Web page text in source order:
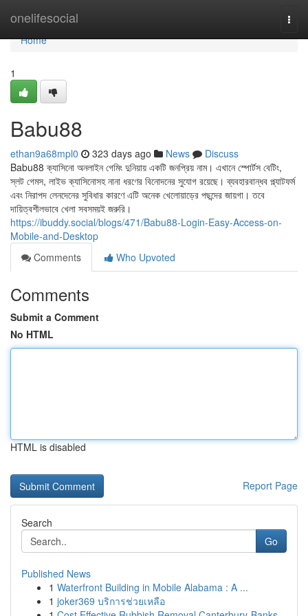
onelifesocial
Home
Home
1
Babu88
ethan9a68mpl0 323 days ago News
Discuss
Babu88 ক্যাসিনো অনলাইন গেমিং দুনিয়ায় একটি জনপ্রিয় নাম। এখানে স্পোর্টস বেটিং,
স্লট গেমস, লাইভ ক্যাসিনোসহ নানা ধরণের বিনোদনের সুযোগ রয়েছে। ব্যবহারবান্ধব প্ল্যাটফর্ম
এবং নিরাপদ লেনদেনের সুবিধার কারণে এটি অনেক খেলোয়াড়ের পছন্দের জায়গা। তবে
দায়িত্বশীলভাবে খেলা সবসময়ই জরুরি।
https://ibuddy.social/blogs/471/Babu88-Login-Easy-Access-on-
Mobile-and-Desktop
Comments
Who Upvoted
Comments
Submit a Comment
No HTML
HTML is disabled
Report Page
Search
Go
Published News
1 Waterfront Building in Mobile Alabama : A ...
1 joker369 บริการช่วยเหลือ